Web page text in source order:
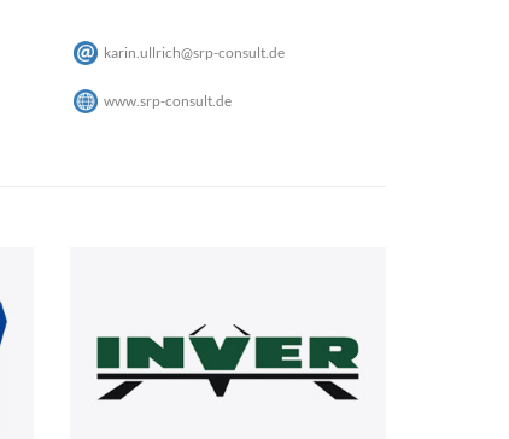
karin.ullrich@srp-consult.de
www.srp-consult.de